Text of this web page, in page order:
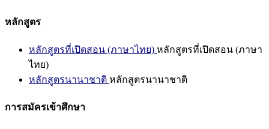
หลักสูตร
หลักสูตรที่เปิดสอน (ภาษาไทย) หลักสูตรที่เปิดสอน (ภาษา
ไทย)
หลักสูตรนานาชาติ หลักสูตรนานาชาติ
การสมัครเข้าศึกษา